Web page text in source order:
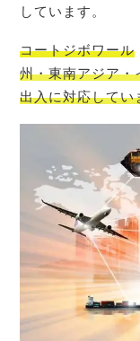
しています。
コートジボワール
州・東南アジア・
出入に対応してい